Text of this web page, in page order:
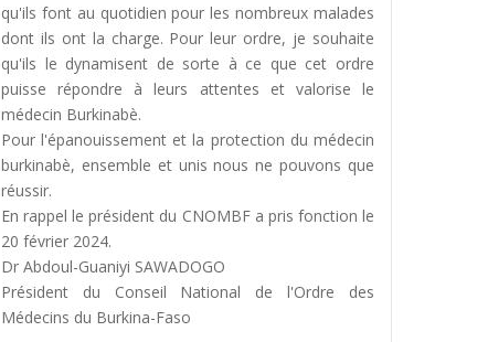
qu'ils font au quotidien pour les nombreux malades
dont ils ont la charge. Pour leur ordre, je souhaite
qu'ils le dynamisent de sorte à ce que cet ordre
puisse répondre à leurs attentes et valorise le
médecin Burkinabè.
Pour l'épanouissement et la protection du médecin
burkinabè, ensemble et unis nous ne pouvons que
réussir.
En rappel le président du CNOMBF a pris fonction le
20 février 2024.
Dr Abdoul-Guaniyi SAWADOGO
Président du Conseil National de l'Ordre des
Médecins du Burkina-Faso